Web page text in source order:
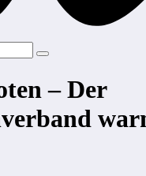
– Der